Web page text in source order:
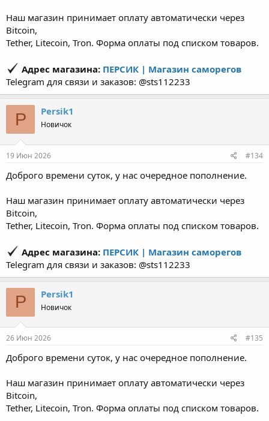
Наш магазин принимает оплату автоматически через
Bitcoin,
Tether, Litecoin, Tron. Форма оплаты под списком товаров.
Адрес магазина: ПЕРСИК | Магазин саморегов
Telegram для связи и заказов: @sts112233
P Persik1
Новичок
19 Июн 2026 #134
Доброго времени суток, у нас очередное пополнение.
Наш магазин принимает оплату автоматически через
Bitcoin,
Tether, Litecoin, Tron. Форма оплаты под списком товаров.
Адрес магазина: ПЕРСИК | Магазин саморегов
Telegram для связи и заказов: @sts112233
P Persik1
Новичок
26 Июн 2026 #135
Доброго времени суток, у нас очередное пополнение.
Наш магазин принимает оплату автоматически через
Bitcoin,
Tether, Litecoin, Tron. Форма оплаты под списком товаров.